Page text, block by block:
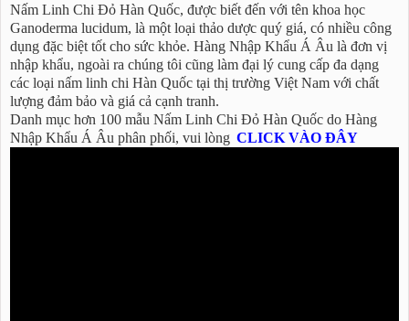
Nấm Linh Chi Đỏ Hàn Quốc, được biết đến với tên khoa học
Ganoderma lucidum, là một loại thảo dược quý giá, có nhiều công
dụng đặc biệt tốt cho sức khỏe. Hàng Nhập Khẩu Á Âu là đơn vị
nhập khẩu, ngoài ra chúng tôi cũng làm đại lý cung cấp đa dạng
các loại nấm linh chi Hàn Quốc tại thị trường Việt Nam với chất
lượng đảm bảo và giá cả cạnh tranh.
Danh mục hơn 100 mẫu Nấm Linh Chi Đỏ Hàn Quốc do Hàng
Nhập Khẩu Á Âu phân phối, vui lòng CLICK VÀO ĐÂY